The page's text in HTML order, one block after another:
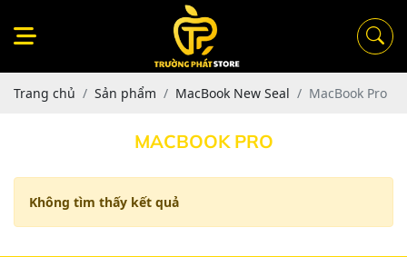
Trang chủ Sản phẩm MacBook New Seal MacBook Pro
MACBOOK PRO
Không tìm thấy kết quả